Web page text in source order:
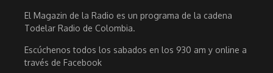
El Magazin de la Radio es un programa de la cadena
Todelar Radio de Colombia.
Escúchenos todos los sabados en los 930 am y online a
través de Facebook